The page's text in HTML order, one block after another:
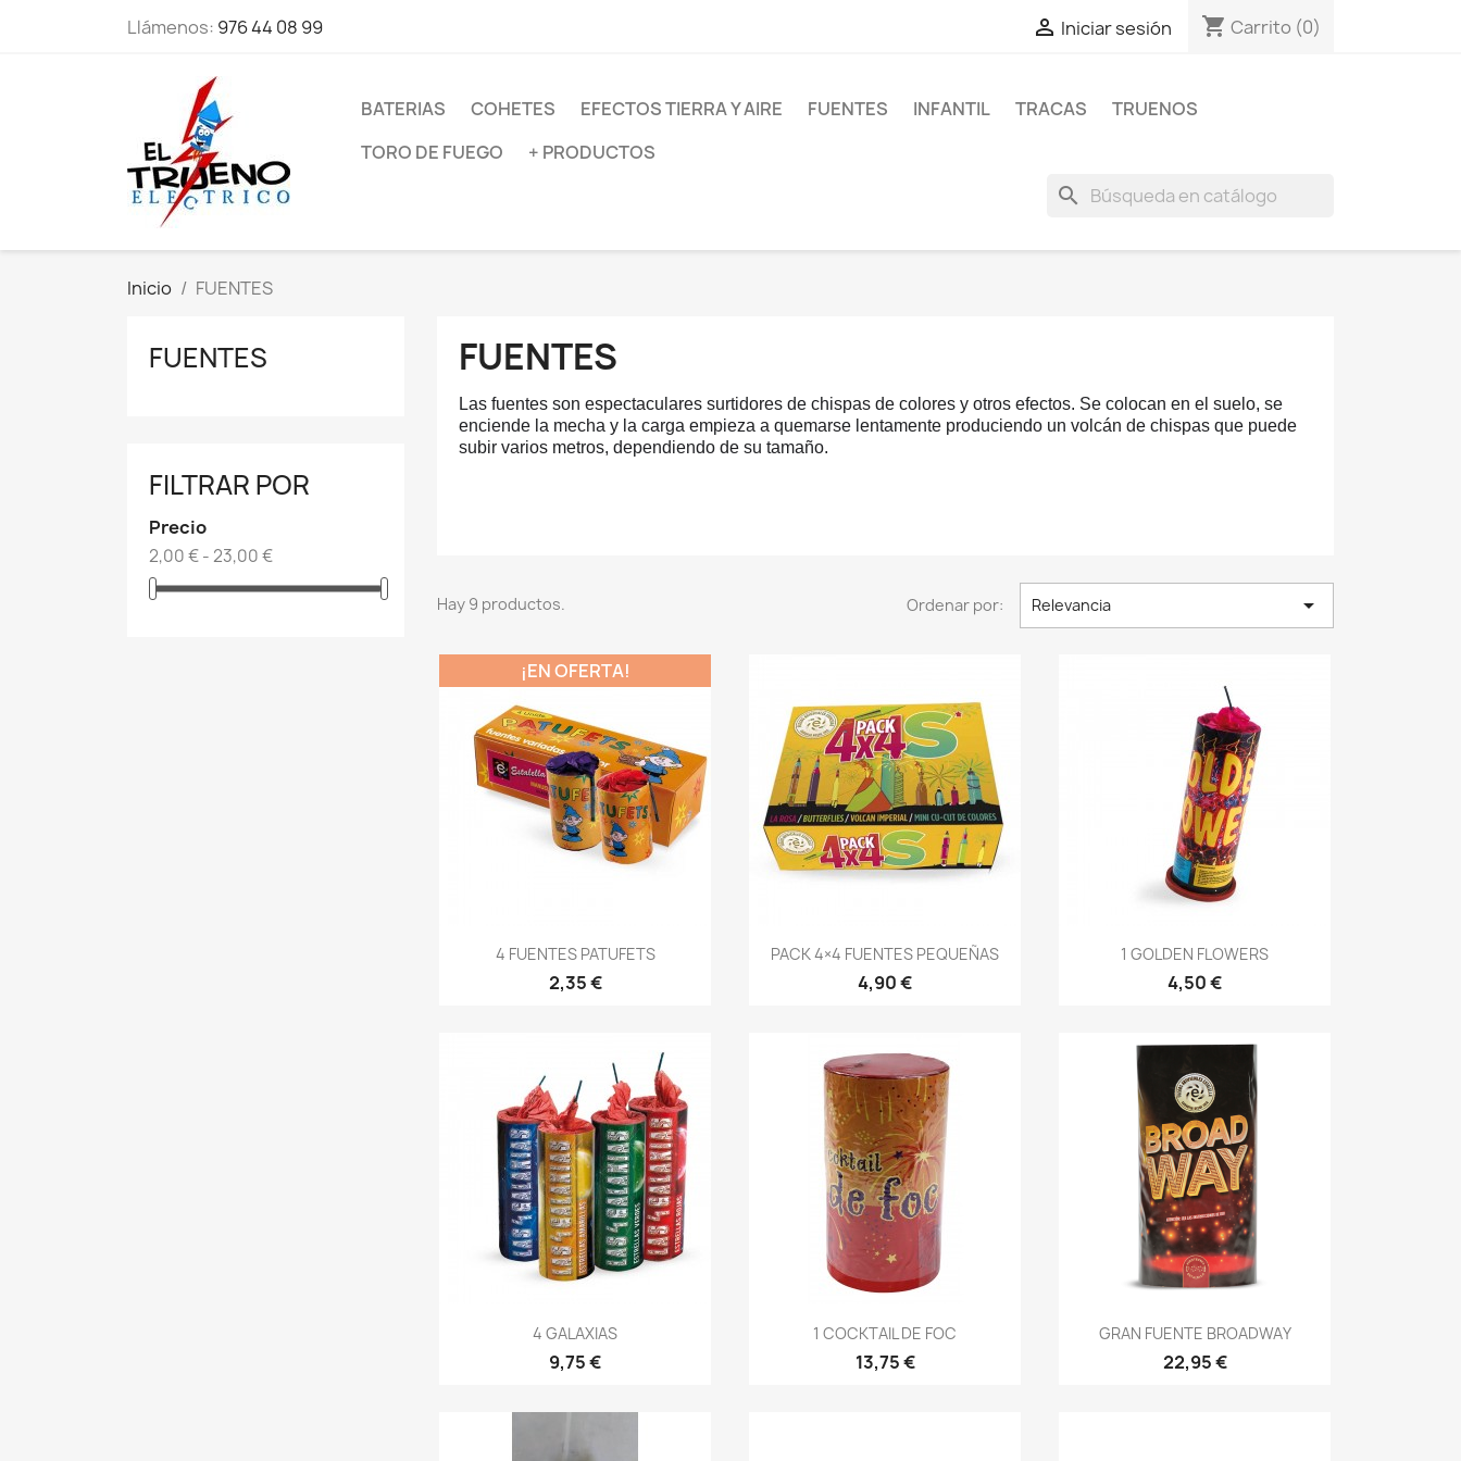
Llámenos: 976 44 08 99  Iniciar sesión shopping_cart Carrito (0)
BATERIAS COHETES EFECTOS TIERRA Y AIRE FUENTES INFANTIL TRACAS
TRUENOS
TORO DE FUEGO
+ PRODUCTOS
search
Inicio FUENTES
FUENTES
FILTRAR POR
Precio
2,00 € - 23,00 €
FUENTES
Las fuentes son espectaculares surtidores de chispas de colores y otros efectos. Se colocan en el suelo, se
enciende la mecha y la carga empieza a quemarse lentamente produciendo un volcán de chispas que puede
subir varios metros, dependiendo de su tamaño.
Hay 9 productos. Ordenar por: Relevancia 
Vista rápida
4 FUENTES PATUFETS
2,35 €
¡EN OFERTA!
Vista rápida
PACK 4×4 FUENTES PEQUEÑAS
4,90 €
Vista rápida
1 GOLDEN FLOWERS
4,50 €
Vista rápida
4 GALAXIAS
9,75 €
Vista rápida
1 COCKTAIL DE FOC
13,75 €
 Vista rápida
GRAN FUENTE BROADWAY
22,95 €